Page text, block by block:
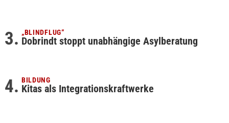
„BLINDFLUG“
Dobrindt stoppt unabhängige Asylberatung
BILDUNG
Kitas als Integrationskraftwerke